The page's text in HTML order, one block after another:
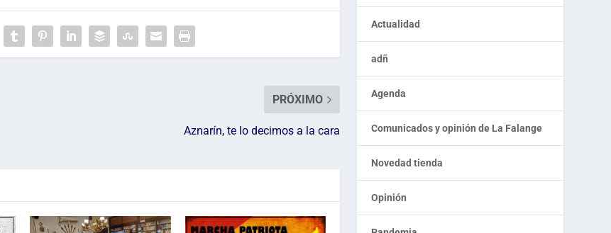
PRÓXIMO
Aznarín, te lo decimos a la cara
Actualidad
adñ
Agenda
Comunicados y opinión de La Falange
Novedad tienda
Opinión